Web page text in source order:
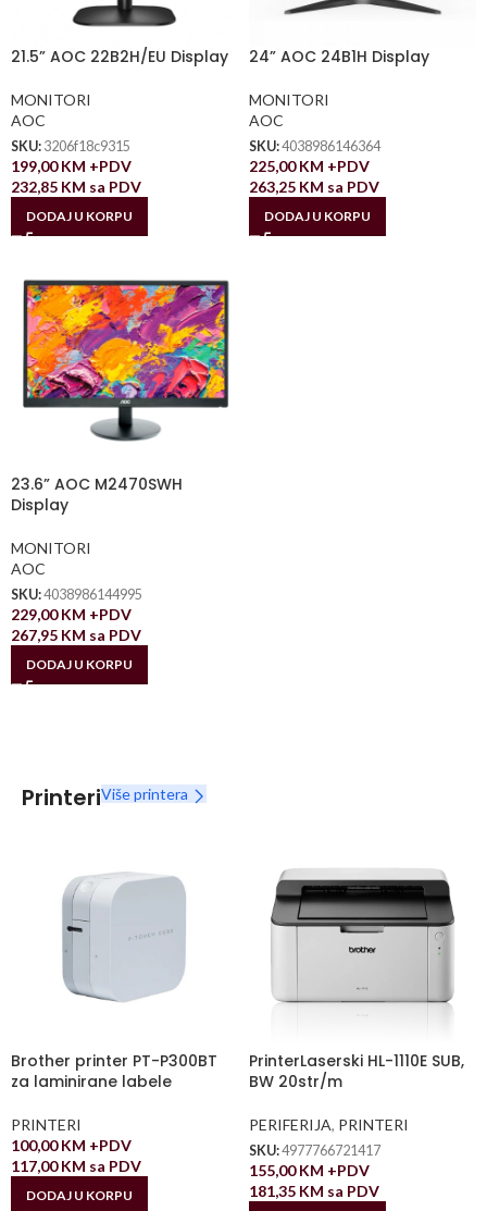
21.5” AOC 22B2H/EU Display
MONITORI
AOC
SKU: 3206f18c9315
199,00KM +PDV
232,85 KM sa PDV
DODAJ U KORPU
24” AOC 24B1H Display
MONITORI
AOC
SKU:4038986146364
225,00KM +PDV
263,25 KM sa PDV
DODAJ U KORPU
23.6” AOC M2470SWH
Display
MONITORI
AOC
SKU:4038986144995
229,00KM +PDV
267,95 KM sa PDV
DODAJ U KORPU
PrinteriViše printera
Brother printer PT-P300BT
za laminirane labele
PRINTERI
100,00KM +PDV
117,00KM sa PDV
DODAJ U KORPU
PrinterLaserski HL-1110E SUB,
BW 20str/m
PERIFERIJA, PRINTERI
SKU:4977766721417
155,00KM +PDV
181,35 KM sa PDV